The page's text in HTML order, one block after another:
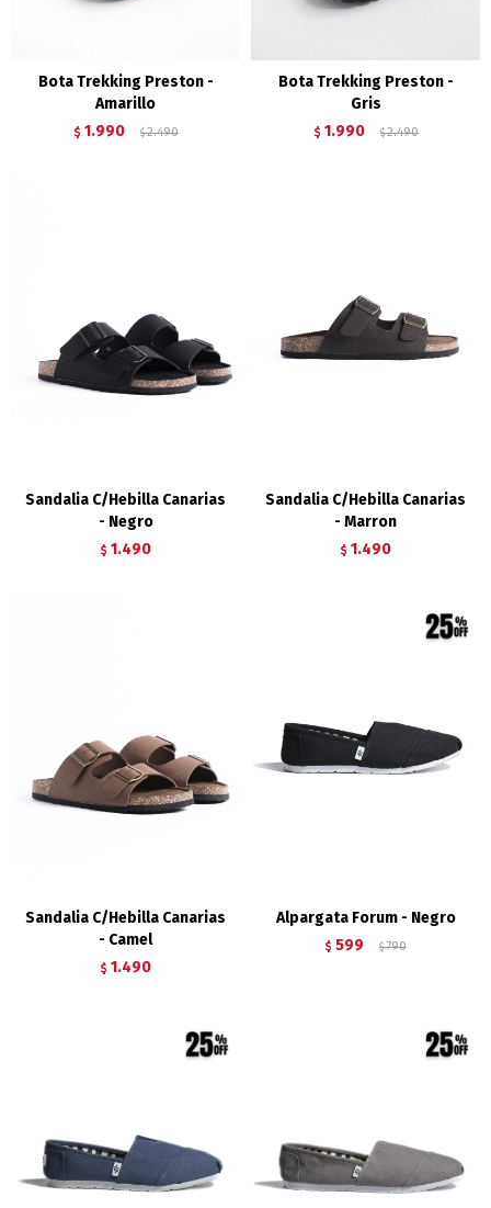
Bota Trekking Preston -
Amarillo
$ 1.990 $ 2.490
Bota Trekking Preston -
Gris
$ 1.990 $ 2.490
Sandalia C/Hebilla Canarias
- Negro
$ 1.490
Sandalia C/Hebilla Canarias
- Marron
$ 1.490
Sandalia C/Hebilla Canarias
- Camel
$ 1.490
Alpargata Forum - Negro
$ 599 $ 790